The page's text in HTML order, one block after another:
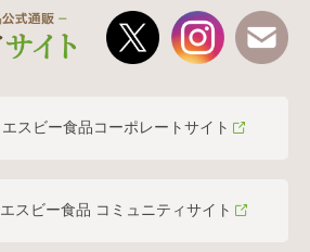
エスビー食品コーポレートサイト
エスビー食品 コミュニティサイト